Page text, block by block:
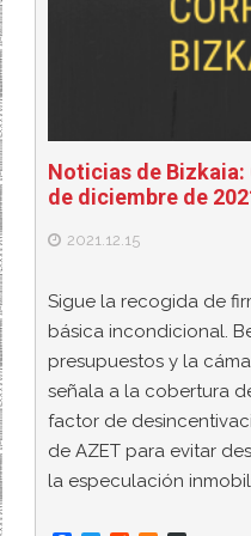
Noticias de
de diciembre de
2021.12.15
Sigue la recogida de
básica incondicional.
presupuestos y la
señala a la cobertura
factor de
de AZET para evitar
la especulación